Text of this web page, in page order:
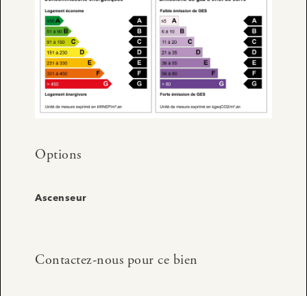
Options
Ascenseur
Contactez-nous pour ce bien